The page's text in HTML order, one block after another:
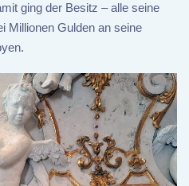
ging der Besitz – alle seine
Millionen Gulden an seine